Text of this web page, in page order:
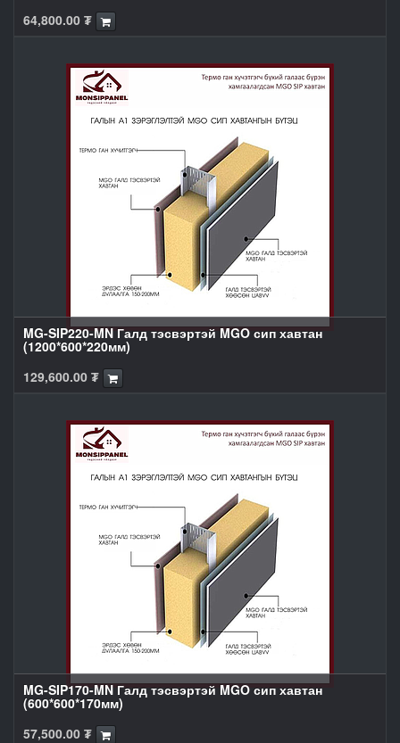
64,800.00 ₮
MG-SIP220-MN Галд тэсвэртэй MGO сип хавтан
(1200*600*220мм)
129,600.00 ₮
MG-SIP170-MN Галд тэсвэртэй MGO сип хавтан
(600*600*170мм)
57,500.00 ₮